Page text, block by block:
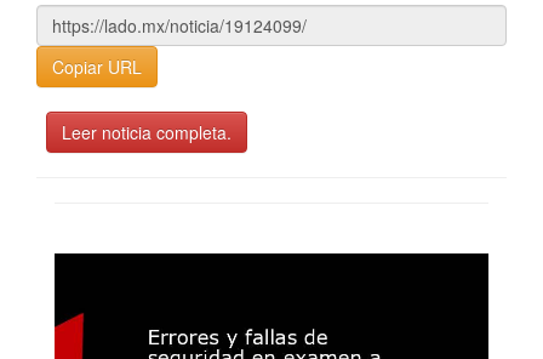
Copiar URL
Leer noticia completa.